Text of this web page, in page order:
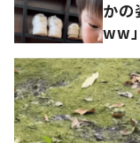
かの
ww